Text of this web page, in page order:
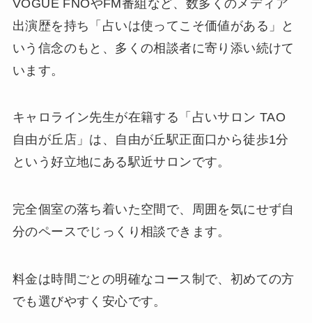
VOGUE FNOやFM番組など、数多くのメディア
出演歴を持ち「占いは使ってこそ価値がある」と
いう信念のもと、多くの相談者に寄り添い続けて
います。
キャロライン先生が在籍する「占いサロン TAO
自由が丘店」は、自由が丘駅正面口から徒歩1分
という好立地にある駅近サロンです。
完全個室の落ち着いた空間で、周囲を気にせず自
分のペースでじっくり相談できます。
料金は時間ごとの明確なコース制で、初めての方
でも選びやすく安心です。